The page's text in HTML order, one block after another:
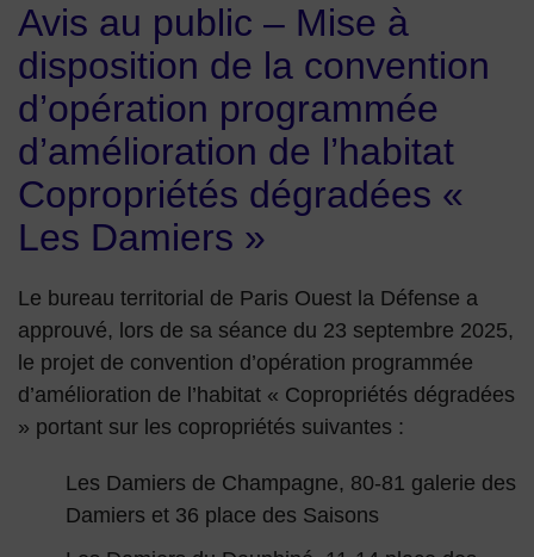
Avis au public – Mise à
disposition de la convention
d’opération programmée
d’amélioration de l’habitat
Copropriétés dégradées «
Les Damiers »
Le bureau territorial de Paris Ouest la Défense a
approuvé, lors de sa séance du 23 septembre 2025,
le projet de convention d’opération programmée
d’amélioration de l’habitat « Copropriétés dégradées
» portant sur les copropriétés suivantes :
Les Damiers de Champagne, 80-81 galerie des
Damiers et 36 place des Saisons